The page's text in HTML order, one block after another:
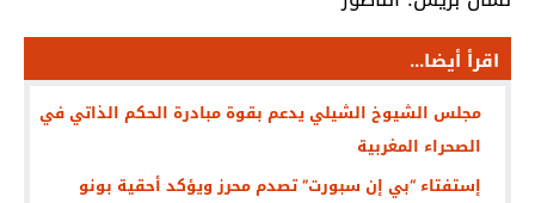
اقرأ أيضا...
مجلس الشيوخ الشيلي يدعم بقوة مبادرة الحكم الذاتي في
الصحراء المغربية
إستفتاء “بي إن سبورت” تصدم محرز ويؤكد أحقية بونو